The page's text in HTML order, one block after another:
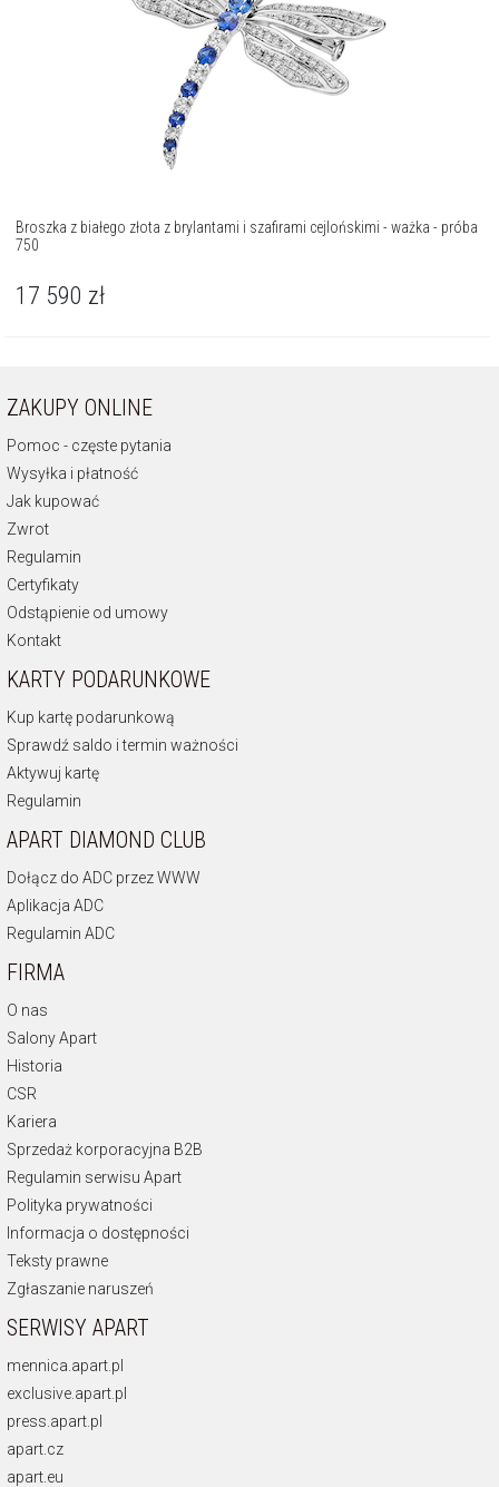
Broszka z białego złota z brylantami i szafirami cejlońskimi - ważka - próba
750
17 590 zł
ZAKUPY ONLINE
Pomoc - częste pytania
Wysyłka i płatność
Jak kupować
Zwrot
Regulamin
Certyfikaty
Odstąpienie od umowy
Kontakt
KARTY PODARUNKOWE
Kup kartę podarunkową
Sprawdź saldo i termin ważności
Aktywuj kartę
Regulamin
APART DIAMOND CLUB
Dołącz do ADC przez WWW
Aplikacja ADC
Regulamin ADC
FIRMA
O nas
Salony Apart
Historia
CSR
Kariera
Sprzedaż korporacyjna B2B
Regulamin serwisu Apart
Polityka prywatności
Informacja o dostępności
Teksty prawne
Zgłaszanie naruszeń
SERWISY APART
mennica.apart.pl
exclusive.apart.pl
press.apart.pl
apart.cz
apart.eu